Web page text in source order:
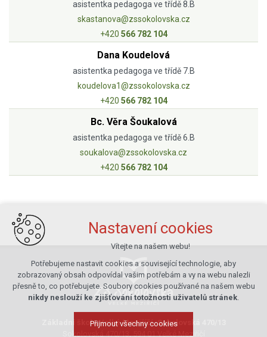
asistentka pedagoga ve třídě 8.B
skastanova@zssokolovska.cz
+420 566 782 104
Dana Koudelová
asistentka pedagoga ve třídě 7.B
koudelova1@zssokolovska.cz
+420 566 782 104
Bc. Věra Šoukalová
asistentka pedagoga ve třídě 6.B
soukalova@zssokolovska.cz
+420 566 782 104
Základní škola Velké Meziříčí, Sokolovská 470/13
Nastavení cookies
Vítejte na našem webu!
Potřebujeme nastavit cookies a související technologie, aby
zobrazovaný obsah odpovídal vašim potřebám a vy na webu nalezli
přesně to, co potřebujete. Soubory cookies používané na našem webu
nikdy neslouží ke zjišťování totožnosti uživatelů stránek.
Přijmout všechny cookies